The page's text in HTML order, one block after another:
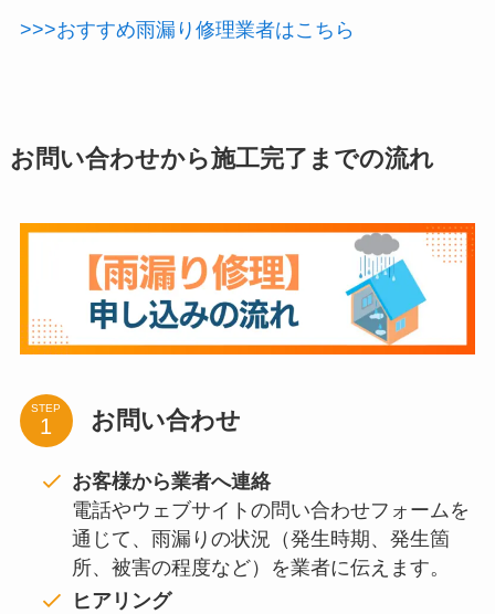
>>>おすすめ雨漏り修理業者はこちら
お問い合わせから施工完了までの流れ
STEP お問い合わせ
お客様から業者へ連絡
電話やウェブサイトの問い合わせフォームを
通じて、雨漏りの状況（発生時期、発生箇
所、被害の程度など）を業者に伝えます。
ヒアリング